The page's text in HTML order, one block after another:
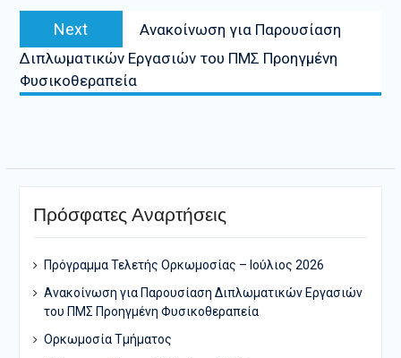
Next
post:
Ανακοίνωση για Παρουσίαση
Διπλωματικών Εργασιών του ΠΜΣ Προηγμένη
Φυσικοθεραπεία
Πρόσφατες Αναρτήσεις
Πρόγραμμα Τελετής Ορκωμοσίας – Ιούλιος 2026
Ανακοίνωση για Παρουσίαση Διπλωματικών Εργασιών
του ΠΜΣ Προηγμένη Φυσικοθεραπεία
Ορκωμοσία Τμήματος